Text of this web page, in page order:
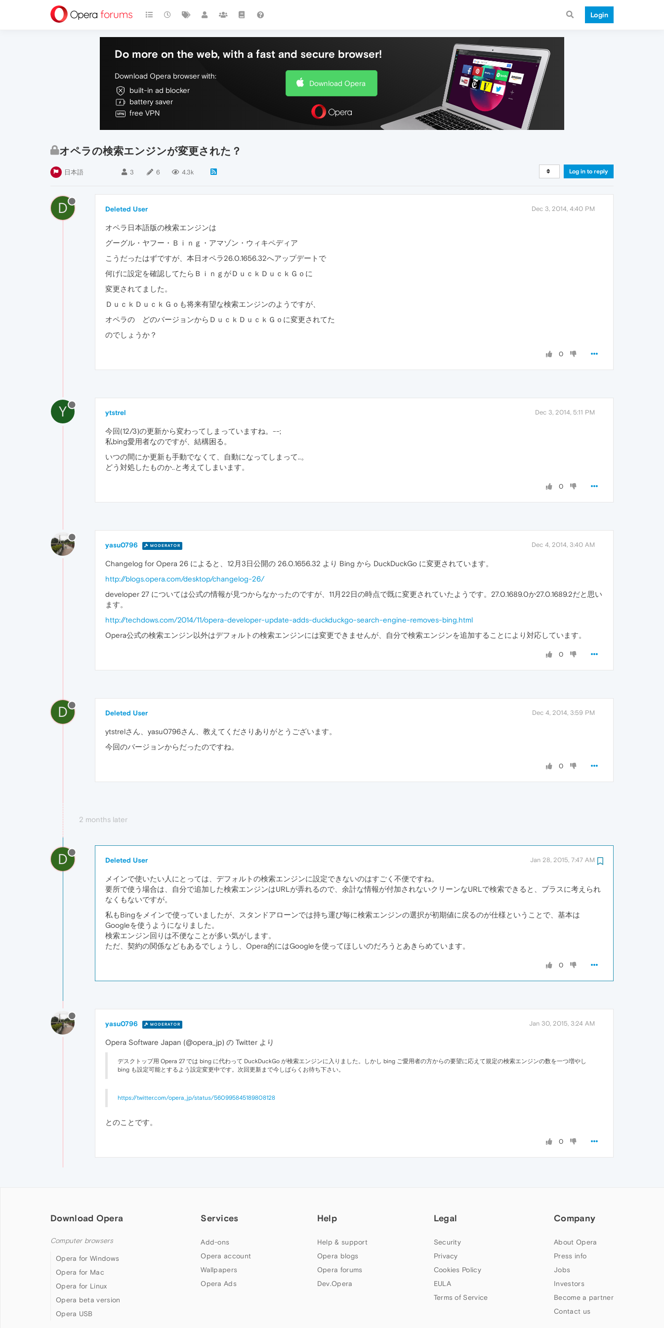
Login
Do more on the web, with a fast and secure browser!
Download Opera browser with:
built-in ad blocker
battery saver
free VPN
Download Opera
オペラの検索エンジンが変更された？
日本語 3 6 4.3k Log in to reply
D Deleted User Dec 3, 2014, 4:40 PM
オペラ日本語版の検索エンジンは
グーグル・ヤフー・Ｂｉｎｇ・アマゾン・ウィキペディア
こうだったはずですが、本日オペラ26.0.1656.32へアップデートで
何げに設定を確認してたらＢｉｎｇがＤｕｃｋＤｕｃｋＧｏに
変更されてました。
ＤｕｃｋＤｕｃｋＧｏも将来有望な検索エンジンのようですが、
オペラの どのバージョンからＤｕｃｋＤｕｃｋＧｏに変更されてた
のでしょうか？
0
Y ytstrel Dec 3, 2014, 5:11 PM
今回(12/3)の更新から変わってしまっていますね。--;
私bing愛用者なのですが、結構困る。
いつの間にか更新も手動でなくて、自動になってしまって..。
どう対処したものか..と考えてしまいます。
0
yasu0796 MODERATOR Dec 4, 2014, 3:40 AM
Changelog for Opera 26 によると、12月3日公開の 26.0.1656.32 より Bing から DuckDuckGo に変更されています。
http://blogs.opera.com/desktop/changelog-26/
developer 27 については公式の情報が見つからなかったのですが、11月22日の時点で既に変更されていたようです。27.0.1689.0か27.0.1689.2だと思い
ます。
http://techdows.com/2014/11/opera-developer-update-adds-duckduckgo-search-engine-removes-bing.html
Opera公式の検索エンジン以外はデフォルトの検索エンジンには変更できませんが、自分で検索エンジンを追加することにより対応しています。
0
D Deleted User Dec 4, 2014, 3:59 PM
ytstrelさん、yasu0796さん、教えてくださりありがとうございます。
今回のバージョンからだったのですね。
0
2 months later
D Deleted User Jan 28, 2015, 7:47 AM
メインで使いたい人にとっては、デフォルトの検索エンジンに設定できないのはすごく不便ですね。
要所で使う場合は、自分で追加した検索エンジンはURLが弄れるので、余計な情報が付加されないクリーンなURLで検索できると、プラスに考えられ
なくもないですが。
私もBingをメインで使っていましたが、スタンドアローンでは持ち運び毎に検索エンジンの選択が初期値に戻るのが仕様ということで、基本は
Googleを使うようになりました。
検索エンジン回りは不便なことが多い気がします。
ただ、契約の関係などもあるでしょうし、Opera的にはGoogleを使ってほしいのだろうとあきらめています。
0
yasu0796 MODERATOR Jan 30, 2015, 3:24 AM
Opera Software Japan (@opera_jp) の Twitter より
デスクトップ用 Opera 27 では bing に代わって DuckDuckGo が検索エンジンに入りました。しかし bing ご愛用者の方からの要望に応えて規定の検索エンジンの数を一つ増やし
bing も設定可能とするよう設定変更中です。次回更新まで今しばらくお待ち下さい。
https://twitter.com/opera_jp/status/560995845189808128
とのことです。
0
Download Opera
Computer browsers
Opera for Windows
Opera for Mac
Opera for Linux
Opera beta version
Opera USB
Services
Add-ons
Opera account
Wallpapers
Opera Ads
Help
Help & support
Opera blogs
Opera forums
Dev.Opera
Legal
Security
Privacy
Cookies Policy
EULA
Terms of Service
Company
About Opera
Press info
Jobs
Investors
Become a partner
Contact us